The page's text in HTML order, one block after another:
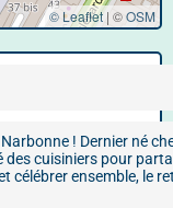
© Leaflet | ©OSM
! Dernier né
cuisiniers pour
célébrer ensemble, le